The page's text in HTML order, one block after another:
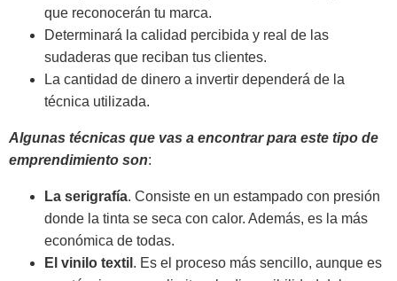
que reconocerán tu marca.
Determinará la calidad percibida y real de las
sudaderas que reciban tus clientes.
La cantidad de dinero a invertir dependerá de la
técnica utilizada.
Algunas técnicas que vas a encontrar para este tipo de
emprendimiento son:
La serigrafía. Consiste en un estampado con presión
donde la tinta se seca con calor. Además, es la más
económica de todas.
El vinilo textil . Es el proceso más sencillo, aunque es